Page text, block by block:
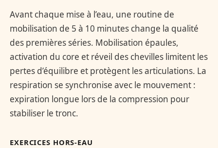
Avant chaque mise à l’eau, une routine de
mobilisation de 5 à 10 minutes change la qualité
des premières séries. Mobilisation épaules,
activation du core et réveil des chevilles limitent les
pertes d’équilibre et protègent les articulations. La
respiration se synchronise avec le mouvement :
expiration longue lors de la compression pour
stabiliser le tronc.
EXERCICES HORS-EAU